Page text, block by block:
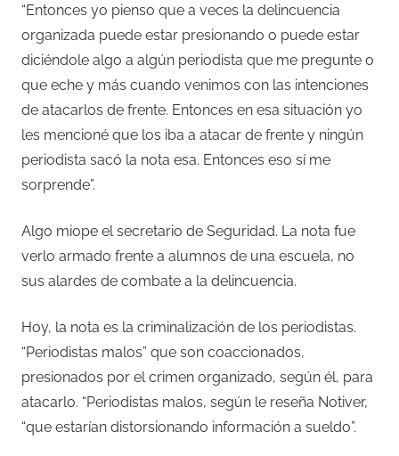
“Entonces yo pienso que a veces la delincuencia
organizada puede estar presionando o puede estar
diciéndole algo a algún periodista que me pregunte o
que eche y más cuando venimos con las intenciones
de atacarlos de frente. Entonces en esa situación yo
les mencioné que los iba a atacar de frente y ningún
periodista sacó la nota esa. Entonces eso sí me
sorprende”.
Algo miope el secretario de Seguridad. La nota fue
verlo armado frente a alumnos de una escuela, no
sus alardes de combate a la delincuencia.
Hoy, la nota es la criminalización de los periodistas.
“Periodistas malos” que son coaccionados,
presionados por el crimen organizado, según él, para
atacarlo. “Periodistas malos, según le reseña Notiver,
“que estarían distorsionando información a sueldo”.